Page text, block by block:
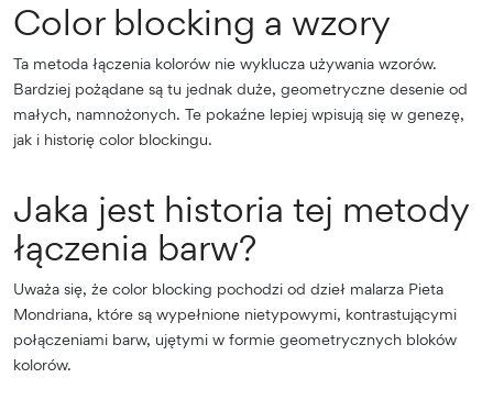
Color blocking a wzory
Ta metoda łączenia kolorów nie wyklucza używania wzorów.
Bardziej pożądane są tu jednak duże, geometryczne desenie od
małych, namnożonych. Te pokaźne lepiej wpisują się w genezę,
jak i historię color blockingu.
Jaka jest historia tej metody
łączenia barw?
Uważa się, że color blocking pochodzi od dzieł malarza Pieta
Mondriana, które są wypełnione nietypowymi, kontrastującymi
połączeniami barw, ujętymi w formie geometrycznych bloków
kolorów.